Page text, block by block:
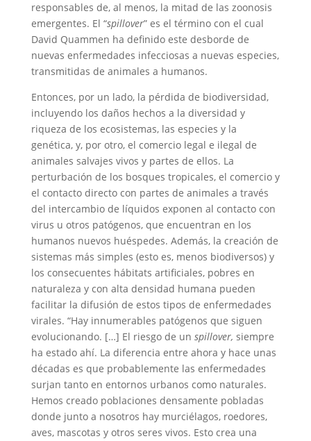
responsables de, al menos, la mitad de las zoonosis
emergentes. El “spillover” es el término con el cual
David Quammen ha definido este desborde de
nuevas enfermedades infecciosas a nuevas especies,
transmitidas de animales a humanos.
Entonces, por un lado, la pérdida de biodiversidad,
incluyendo los daños hechos a la diversidad y
riqueza de los ecosistemas, las especies y la
genética, y, por otro, el comercio legal e ilegal de
animales salvajes vivos y partes de ellos. La
perturbación de los bosques tropicales, el comercio y
el contacto directo con partes de animales a través
del intercambio de líquidos exponen al contacto con
virus u otros patógenos, que encuentran en los
humanos nuevos huéspedes. Además, la creación de
sistemas más simples (esto es, menos biodiversos) y
los consecuentes hábitats artificiales, pobres en
naturaleza y con alta densidad humana pueden
facilitar la difusión de estos tipos de enfermedades
virales. “Hay innumerables patógenos que siguen
evolucionando. […] El riesgo de un spillover, siempre
ha estado ahí. La diferencia entre ahora y hace unas
décadas es que probablemente las enfermedades
surjan tanto en entornos urbanos como naturales.
Hemos creado poblaciones densamente pobladas
donde junto a nosotros hay murciélagos, roedores,
aves, mascotas y otros seres vivos. Esto crea una